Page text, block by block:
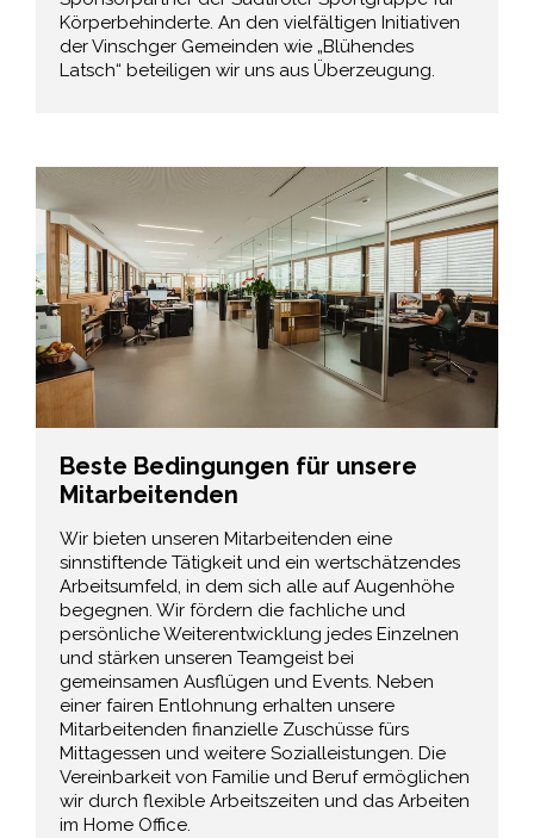
Körperbehinderte. An den vielfältigen Initiativen
der Vinschger Gemeinden wie „Blühendes
Latsch“ beteiligen wir uns aus Überzeugung.
Beste Bedingungen für unsere
Mitarbeitenden
Wir bieten unseren Mitarbeitenden eine
sinnstiftende Tätigkeit und ein wertschätzendes
Arbeitsumfeld, in dem sich alle auf Augenhöhe
begegnen. Wir fördern die fachliche und
persönliche Weiterentwicklung jedes Einzelnen
und stärken unseren Teamgeist bei
gemeinsamen Ausflügen und Events. Neben
einer fairen Entlohnung erhalten unsere
Mitarbeitenden finanzielle Zuschüsse fürs
Mittagessen und weitere Sozialleistungen. Die
Vereinbarkeit von Familie und Beruf ermöglichen
wir durch flexible Arbeitszeiten und das Arbeiten
im Home Office.